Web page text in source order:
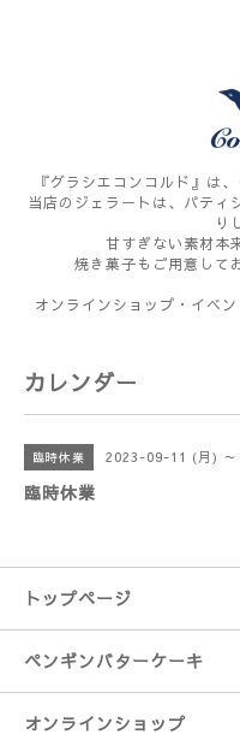
『グラシエコンコルド』は
当店のジェラートは、パティ
り
甘すぎない素材本
焼き菓子もご用意して
オンラインショップ・イベ
カレンダー
臨時休業 2023-09-11 (月)
臨時休業
トップページ
ペンギンバターケーキ
オンラインショップ